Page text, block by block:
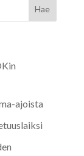
ajoista